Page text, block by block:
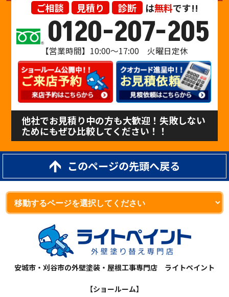
ご相談 見積り 診断 は無料です!!
0120-207-205
【営業時間】10:00〜17:00 火曜日定休
他社でお見積り中の方も大歓迎！失敗しない
ためにもぜひ比較してください！！
このページの先頭へ戻る
安城市・刈谷市の外壁塗装・屋根工事専門店 ライトペイント
【ショールーム】